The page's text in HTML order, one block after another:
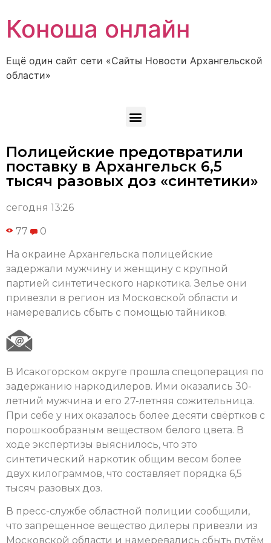
Коноша онлайн
Ещё один сайт сети «Сайты Новости Архангельской
области»
Полицейские предотвратили
поставку в Архангельск 6,5
тысяч разовых доз «синтетики»
сегодня 13:26
77 0
На окраине Архангельска полицейские
задержали мужчину и женщину с крупной
партией синтетического наркотика. Зелье они
привезли в регион из Московской области и
намеревались сбыть с помощью тайников.
В Исакогорском округе прошла спецоперация по
задержанию наркодилеров. Ими оказались 30-
летний мужчина и его 27-летняя сожительница.
При себе у них оказалось более десяти свёртков с
порошкообразным веществом белого цвета. В
ходе экспертизы выяснилось, что это
синтетический наркотик общим весом более
двух килограммов, что составляет порядка 6,5
тысяч разовых доз.
В пресс-службе областной полиции сообщили,
что запрещенное вещество дилеры привезли из
Московской области и намеревались сбыть путём